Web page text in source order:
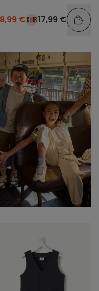
8,99 € 17,99 €